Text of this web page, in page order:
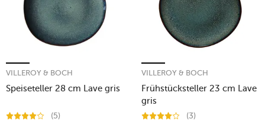
Speiseteller 28 cm Lave gris
VILLEROY & BOCH
(5)
Frühstücksteller 23 cm Lave
gris
VILLEROY & BOCH
(3)